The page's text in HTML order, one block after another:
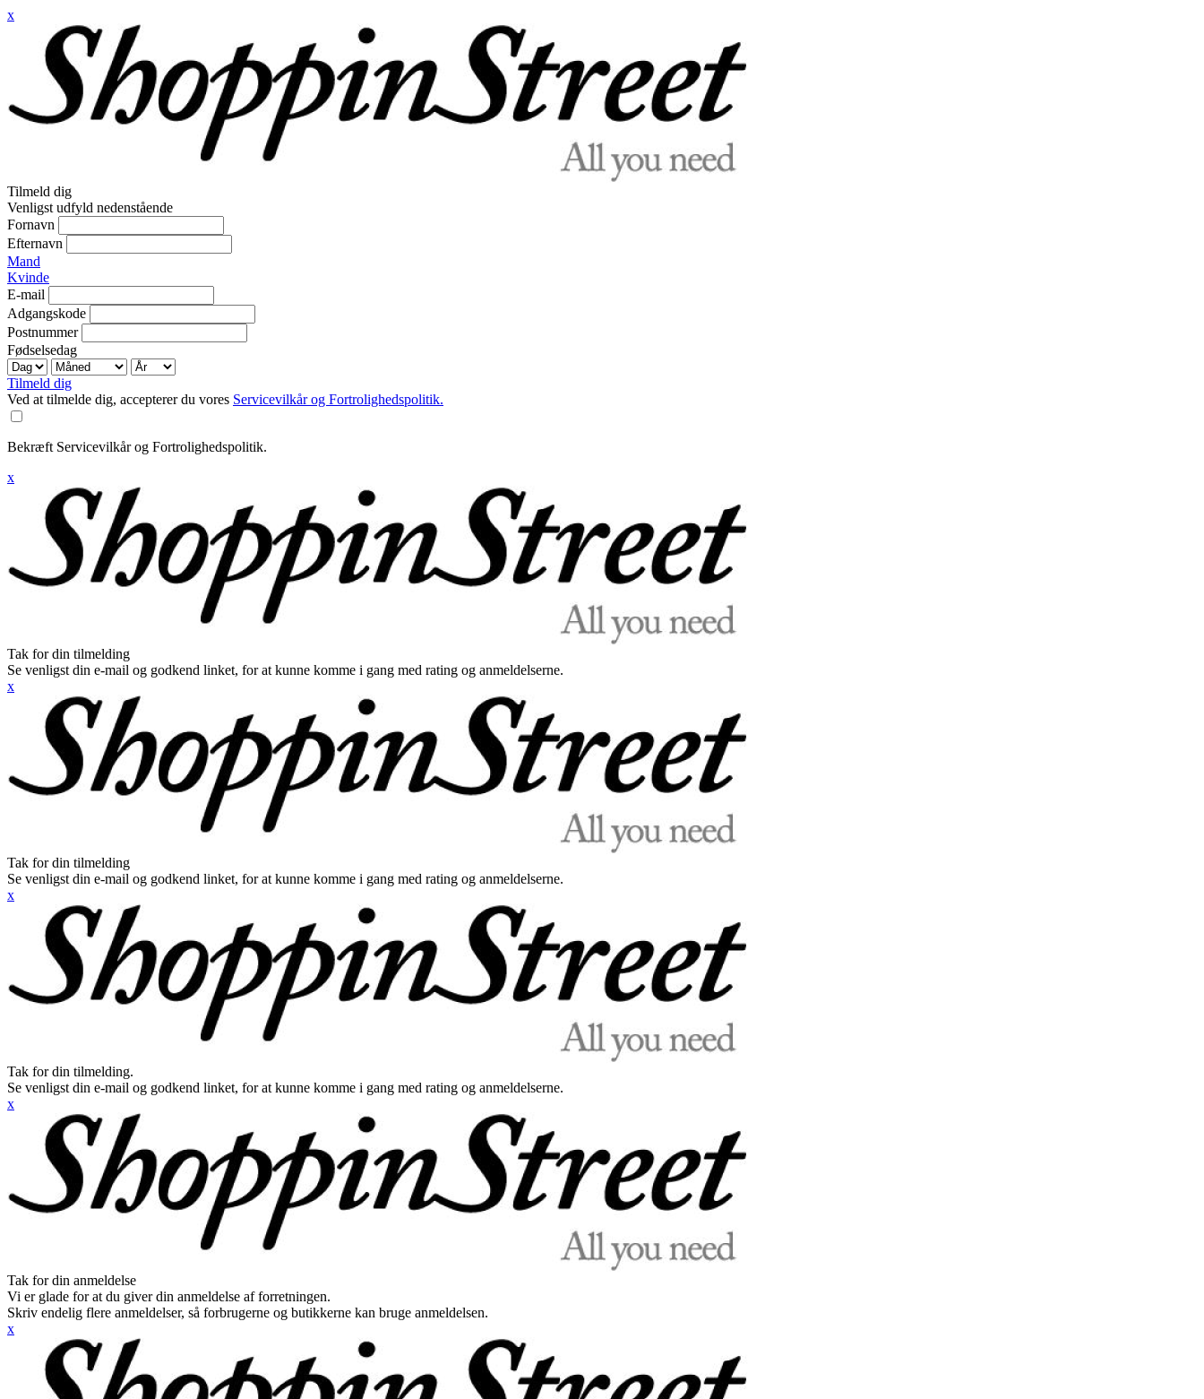
x
Tilmeld dig
Venligst udfyld nedenstående
Fornavn
Efternavn
Mand
Kvinde
E-mail
Adgangskode
Postnummer
Fødselsedag
Tilmeld dig
Ved at tilmelde dig, accepterer du vores Servicevilkår og Fortrolighedspolitik.
Bekræft Servicevilkår og Fortrolighedspolitik.
x
Tak for din tilmelding
Se venligst din e-mail og godkend linket, for at kunne komme i gang med rating og anmeldelserne.
x
Tak for din tilmelding
Se venligst din e-mail og godkend linket, for at kunne komme i gang med rating og anmeldelserne.
x
Tak for din tilmelding.
Se venligst din e-mail og godkend linket, for at kunne komme i gang med rating og anmeldelserne.
x
Tak for din anmeldelse
Vi er glade for at du giver din anmeldelse af forretningen.
Skriv endelig flere anmeldelser, så forbrugerne og butikkerne kan bruge anmeldelsen.
x